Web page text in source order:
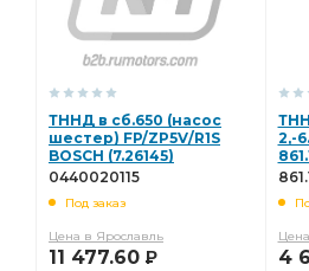
ТННД в сб.650 (насос
шестер) FP/ZP5V/R1S
BOSCH (7.26145)
0440020115
0440020115
Под заказ
Цена в Ярославль
11 477.60 Р
2,-
4